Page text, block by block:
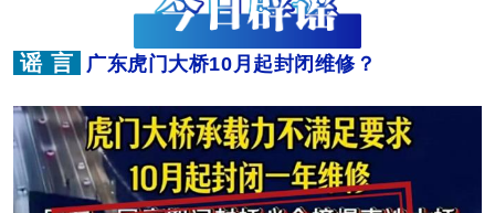
谣 言 广东虎门大桥10月起封闭维修？